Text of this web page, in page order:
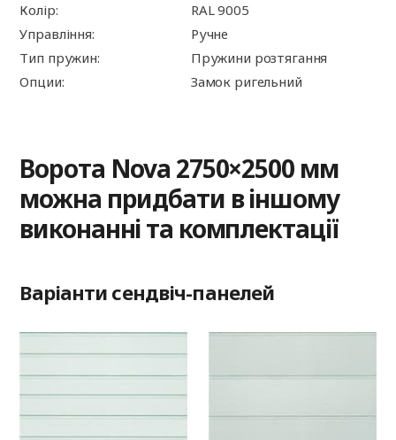
Колір:
RAL 9005
Управління:
Ручне
Тип пружин:
Пружини розтягання
Опции:
Замок ригельний
Ворота Nova 2750×2500 мм
можна придбати в іншому
виконанні та комплектації
Варіанти сендвіч-панелей